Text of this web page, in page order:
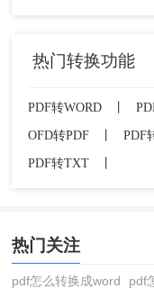
热门转换功能
PDF转WORD
OFD转PDF
PDF
PDF转TXT
热门关注
pdf怎么转换成word pdf